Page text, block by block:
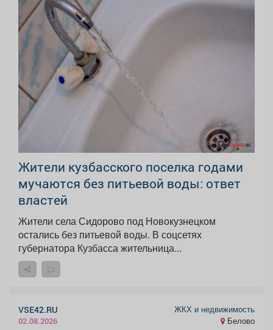
Жители кузбасского поселка годами
мучаются без питьевой воды: ответ
властей
Жители села Сидорово под Новокузнецком
остались без питьевой воды. В соцсетях
губернатора Кузбасса жительница...
VSE42.RU
02.08.2026
ЖКХ и недвижимость
Белово